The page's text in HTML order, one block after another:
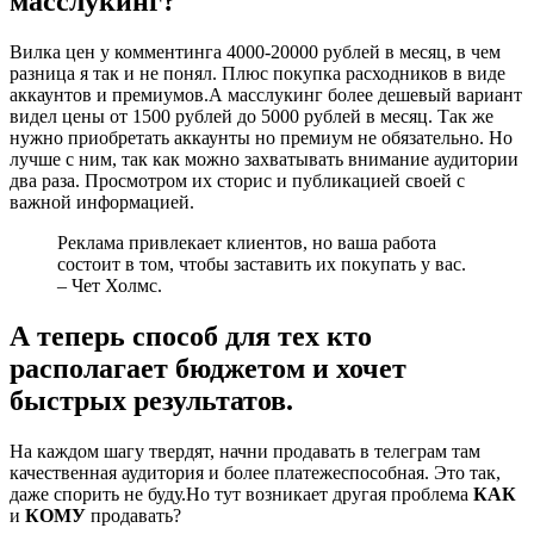
Вилка цен у комментинга 4000-20000 рублей в месяц, в чем
разница я так и не понял. Плюс покупка расходников в виде
аккаунтов и премиумов.А масслукинг более дешевый вариант
видел цены от 1500 рублей до 5000 рублей в месяц. Так же
нужно приобретать аккаунты но премиум не обязательно. Но
лучше с ним, так как можно захватывать внимание аудитории
два раза. Просмотром их сторис и публикацией своей с
важной информацией.
Реклама привлекает клиентов, но ваша работа
состоит в том, чтобы заставить их покупать у вас.
– Чет Холмс.
А теперь способ для тех кто
располагает бюджетом и хочет
быстрых результатов.
На каждом шагу твердят, начни продавать в телеграм там
качественная аудитория и более платежеспособная. Это так,
даже спорить не буду.Но тут возникает другая проблема КАК
и КОМУ продавать?